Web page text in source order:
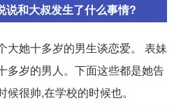
说和大叔发生了什么事情?
大她十多岁的男生谈恋爱。 表妹
多岁的男人。下面这些都是她告
很帅,在学校的时候也。